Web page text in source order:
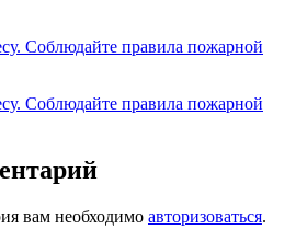
вам необходимо авторизоваться.